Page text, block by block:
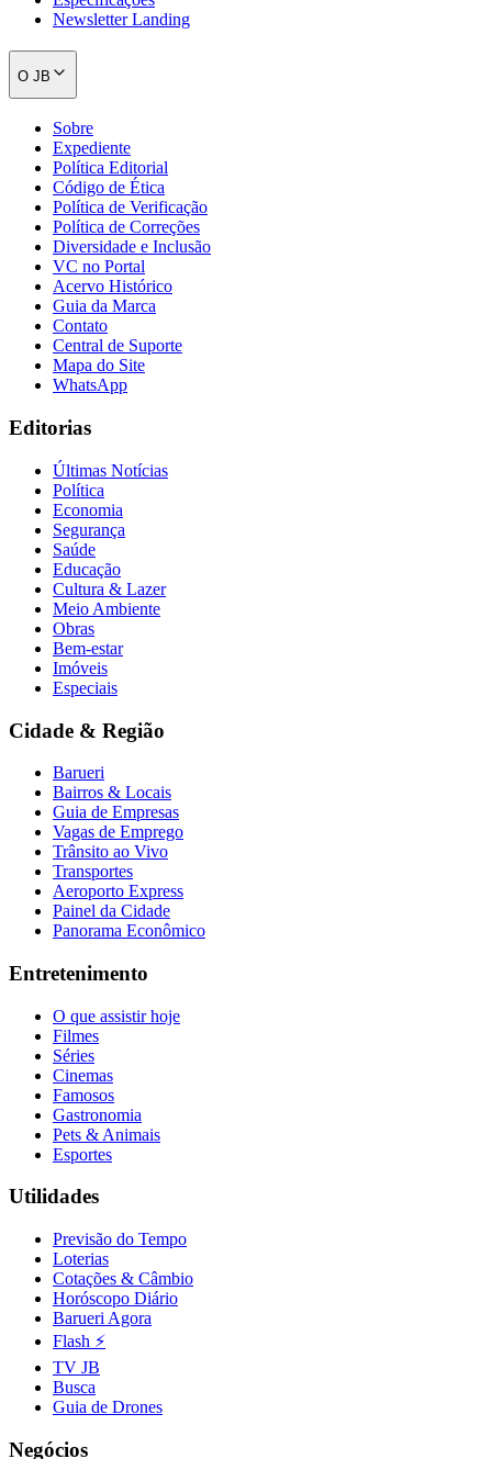
Bahia
Fortaleza
Newsletter Landing
O JB
Sobre
Expediente
Política Editorial
Código de Ética
Política de Verificação
Política de Correções
Diversidade e Inclusão
VC no Portal
Acervo Histórico
Guia da Marca
Contato
Central de Suporte
Mapa do Site
WhatsApp
Editorias
Últimas Notícias
Política
Economia
Segurança
Saúde
Educação
Cultura & Lazer
Meio Ambiente
Obras
Bem-estar
Imóveis
Especiais
Cidade & Região
Barueri
Bairros & Locais
Guia de Empresas
Vagas de Emprego
Trânsito ao Vivo
Transportes
Aeroporto Express
Painel da Cidade
Panorama Econômico
Entretenimento
O que assistir hoje
Filmes
Séries
Cinemas
Famosos
Gastronomia
Pets & Animais
Esportes
Utilidades
Previsão do Tempo
Loterias
Cotações & Câmbio
Horóscopo Diário
Barueri Agora
Flash ⚡
TV JB
Busca
Guia de Drones
Negócios